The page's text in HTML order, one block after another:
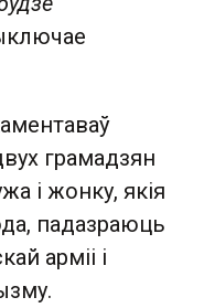
грамадзян
і жонку, якія
падазраюць
арміі і